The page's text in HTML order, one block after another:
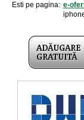
Esti pe pagina: e-